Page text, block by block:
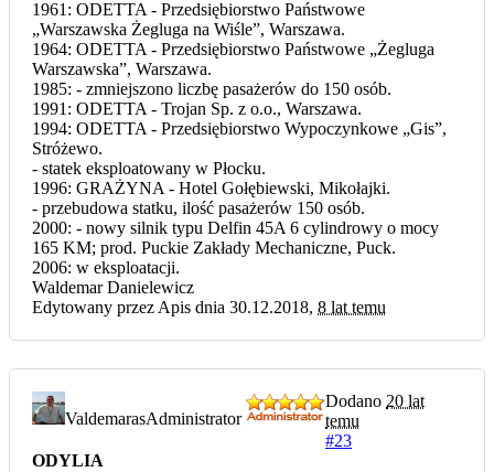
1961: ODETTA - Przedsiębiorstwo Państwowe
„Warszawska Żegluga na Wiśle”, Warszawa.
1964: ODETTA - Przedsiębiorstwo Państwowe „Żegluga
Warszawska”, Warszawa.
1985: - zmniejszono liczbę pasażerów do 150 osób.
1991: ODETTA - Trojan Sp. z o.o., Warszawa.
1994: ODETTA - Przedsiębiorstwo Wypoczynkowe „Gis”,
Stróżewo.
- statek eksploatowany w Płocku.
1996: GRAŻYNA - Hotel Gołębiewski, Mikołajki.
- przebudowa statku, ilość pasażerów 150 osób.
2000: - nowy silnik typu Delfin 45A 6 cylindrowy o mocy
165 KM; prod. Puckie Zakłady Mechaniczne, Puck.
2006: w eksploatacji.
Waldemar Danielewicz
Edytowany przez Apis dnia 30.12.2018, 8 lat temu
ValdemarasAdministrator
Dodano 20 lat
temu
#23
ODYLIA